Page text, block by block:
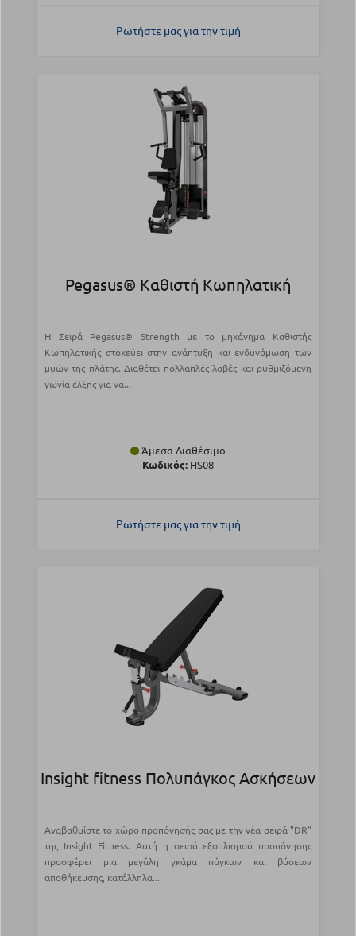
Ρωτήστε μας για την τιμή
Pegasus® Καθιστή Κωπηλατική
Η Σειρά Pegasus® Strength με το μηχάνημα Καθιστής
Κωπηλατικής στοχεύει στην ανάπτυξη και ενδυνάμωση των
μυών της πλάτης. Διαθέτει πολλαπλές λαβές και ρυθμιζόμενη
γωνία έλξης για να...
Άμεσα Διαθέσιμο
Κωδικός: HS08
Ρωτήστε μας για την τιμή
Insight fitness Πολυπάγκος Ασκήσεων
Αναβαθμίστε το χώρο προπόνησής σας με την νέα σειρά "DR"
της Insight Fitness. Αυτή η σειρά εξοπλισμού προπόνησης
προσφέρει μια μεγάλη γκάμα πάγκων και βάσεων
αποθήκευσης, κατάλληλα...